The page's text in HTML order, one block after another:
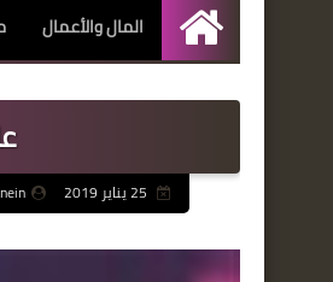
الرئيسية
المال والأعمال